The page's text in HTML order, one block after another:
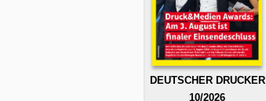
DEUTSCHER DRUCKER
10/2026